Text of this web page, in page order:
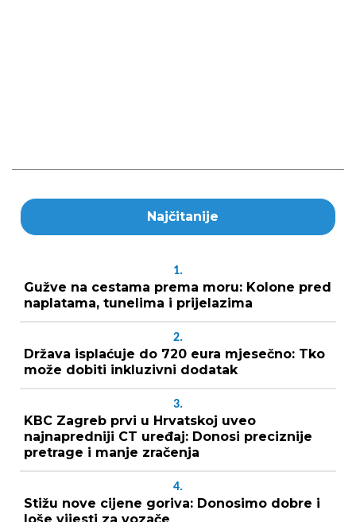
Najčitanije
1.
Gužve na cestama prema moru: Kolone pred
naplatama, tunelima i prijelazima
2.
Država isplaćuje do 720 eura mjesečno: Tko
može dobiti inkluzivni dodatak
3.
KBC Zagreb prvi u Hrvatskoj uveo
najnapredniji CT uređaj: Donosi preciznije
pretrage i manje zračenja
4.
Stižu nove cijene goriva: Donosimo dobre i